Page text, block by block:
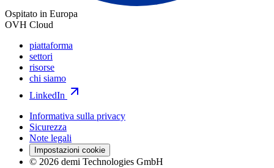
Ospitato in Europa
OVH Cloud
piattaforma
settori
risorse
chi siamo
LinkedIn
Informativa sulla privacy
Sicurezza
Note legali
Impostazioni cookie
© 2026 demi Technologies GmbH